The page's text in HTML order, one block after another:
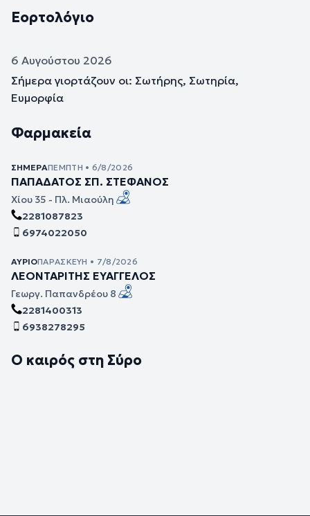
Εορτολόγιο
6 Αυγούστου 2026
Σήμερα γιορτάζουν οι: Σωτήρης, Σωτηρία,
Ευμορφία
Φαρμακεία
ΣΉΜΕΡΑΠΈΜΠΤΗ • 6/8/2026
ΠΑΠΑΔΑΤΟΣ ΣΠ. ΣΤΕΦΑΝΟΣ
Χίου 35 - Πλ. Μιαούλη
2281087823
6974022050
ΑΎΡΙΟΠΑΡΑΣΚΕΥΉ • 7/8/2026
ΛΕΟΝΤΑΡΙΤΗΣ ΕΥΑΓΓΕΛΟΣ
Γεωργ. Παπανδρέου 8
2281400313
6938278295
Ο καιρός στη Σύρο